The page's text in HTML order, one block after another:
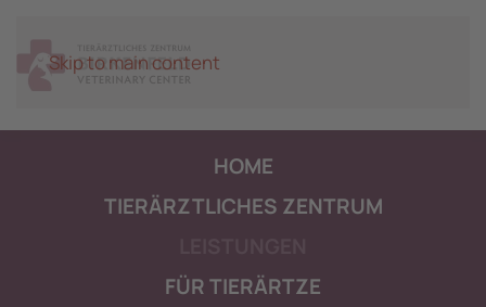
Skip to main content
HOME
TIERÄRZTLICHES ZENTRUM
FÜR TIERÄRTZE